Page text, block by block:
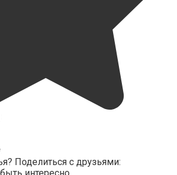
Поделиться с друзьями:
интересно